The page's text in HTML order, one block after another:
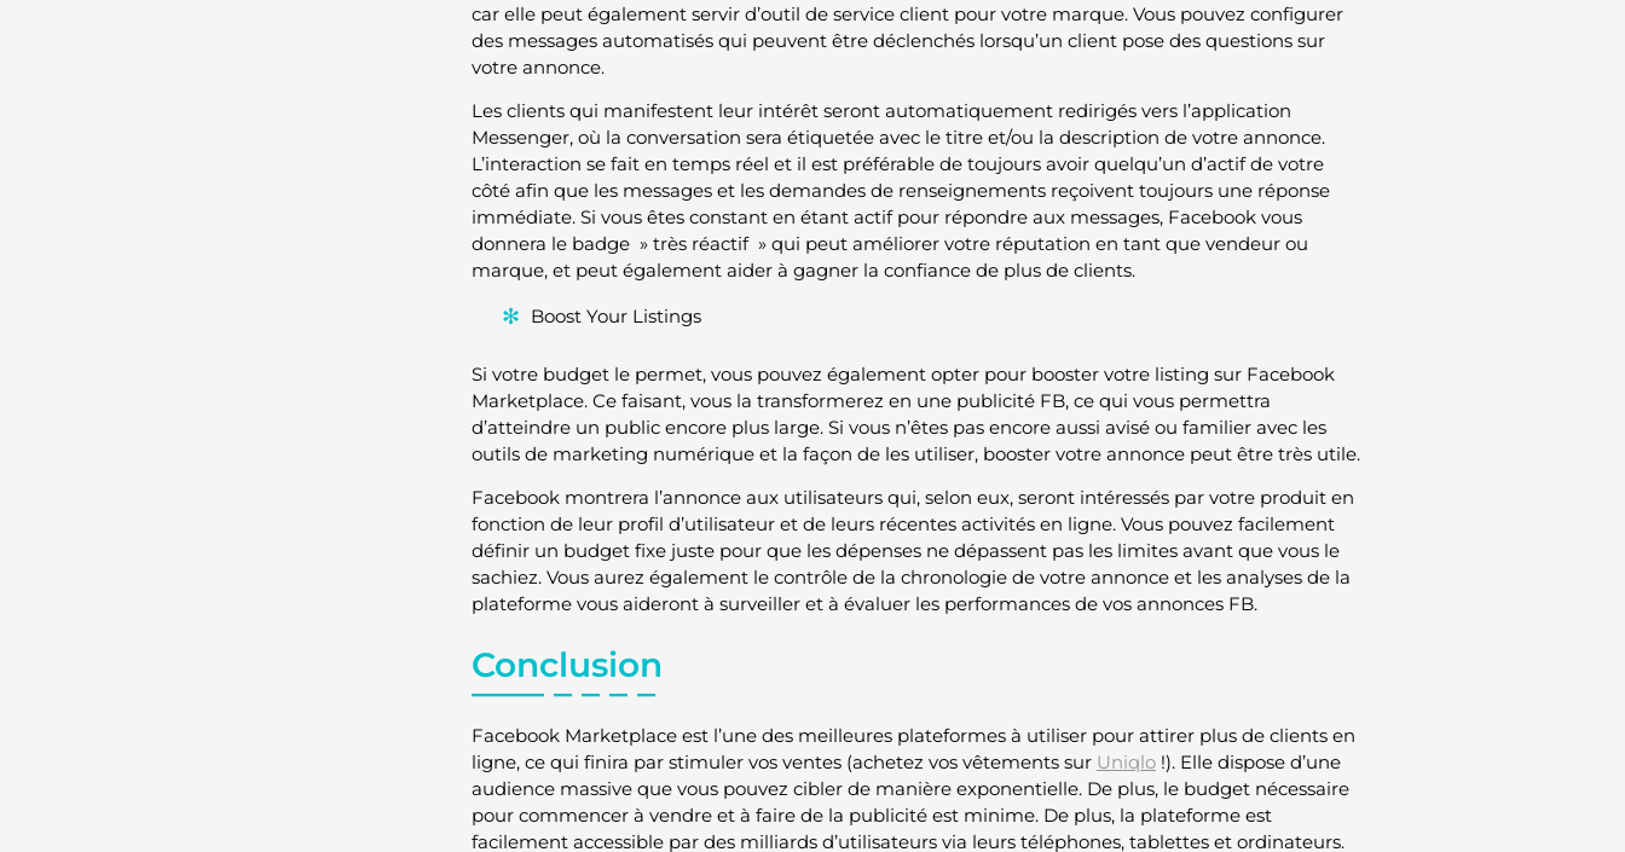
car elle peut également servir d’outil de service client pour votre marque. Vous pouvez configurer
des messages automatisés qui peuvent être déclenchés lorsqu’un client pose des questions sur
votre annonce.
Les clients qui manifestent leur intérêt seront automatiquement redirigés vers l’application
Messenger, où la conversation sera étiquetée avec le titre et/ou la description de votre annonce.
L’interaction se fait en temps réel et il est préférable de toujours avoir quelqu’un d’actif de votre
côté afin que les messages et les demandes de renseignements reçoivent toujours une réponse
immédiate. Si vous êtes constant en étant actif pour répondre aux messages, Facebook vous
donnera le badge » très réactif » qui peut améliorer votre réputation en tant que vendeur ou
marque, et peut également aider à gagner la confiance de plus de clients.
Boost Your Listings
Si votre budget le permet, vous pouvez également opter pour booster votre listing sur Facebook
Marketplace. Ce faisant, vous la transformerez en une publicité FB, ce qui vous permettra
d’atteindre un public encore plus large. Si vous n’êtes pas encore aussi avisé ou familier avec les
outils de marketing numérique et la façon de les utiliser, booster votre annonce peut être très utile.
Facebook montrera l’annonce aux utilisateurs qui, selon eux, seront intéressés par votre produit en
fonction de leur profil d’utilisateur et de leurs récentes activités en ligne. Vous pouvez facilement
définir un budget fixe juste pour que les dépenses ne dépassent pas les limites avant que vous le
sachiez. Vous aurez également le contrôle de la chronologie de votre annonce et les analyses de la
plateforme vous aideront à surveiller et à évaluer les performances de vos annonces FB.
Conclusion
Facebook Marketplace est l’une des meilleures plateformes à utiliser pour attirer plus de clients en
ligne, ce qui finira par stimuler vos ventes (achetez vos vêtements sur Uniqlo!). Elle dispose d’une
audience massive que vous pouvez cibler de manière exponentielle. De plus, le budget nécessaire
pour commencer à vendre et à faire de la publicité est minime. De plus, la plateforme est
facilement accessible par des milliards d’utilisateurs via leurs téléphones, tablettes et ordinateurs.